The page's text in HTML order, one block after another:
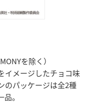
を除く）
イメージしたチョコ味
のパッケージは全2種
。